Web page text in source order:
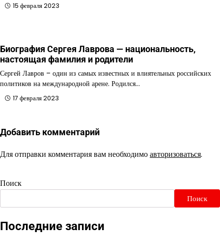
15 февраля 2023
Биография Сергея Лаврова — национальность,
настоящая фамилия и родители
Сергей Лавров – один из самых известных и влиятельных российских
политиков на международной арене. Родился…
17 февраля 2023
Добавить комментарий
Для отправки комментария вам необходимоавторизоваться.
Поиск
Поиск
Последние записи